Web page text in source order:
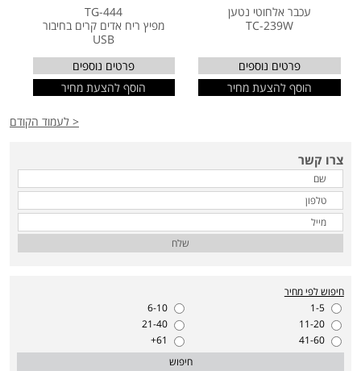
עכבר אלחוטי נטען
TC-239W
פרטים נוספים
הוסף להצעת מחיר
TG-444
מפיץ ריח אדים קרים בחיבור
USB
פרטים נוספים
הוסף להצעת מחיר
< לעמוד הקודם
צרו קשר
שלח
חיפוש לפי מחיר
1-5
6-10
11-20
21-40
41-60
61+
חיפוש